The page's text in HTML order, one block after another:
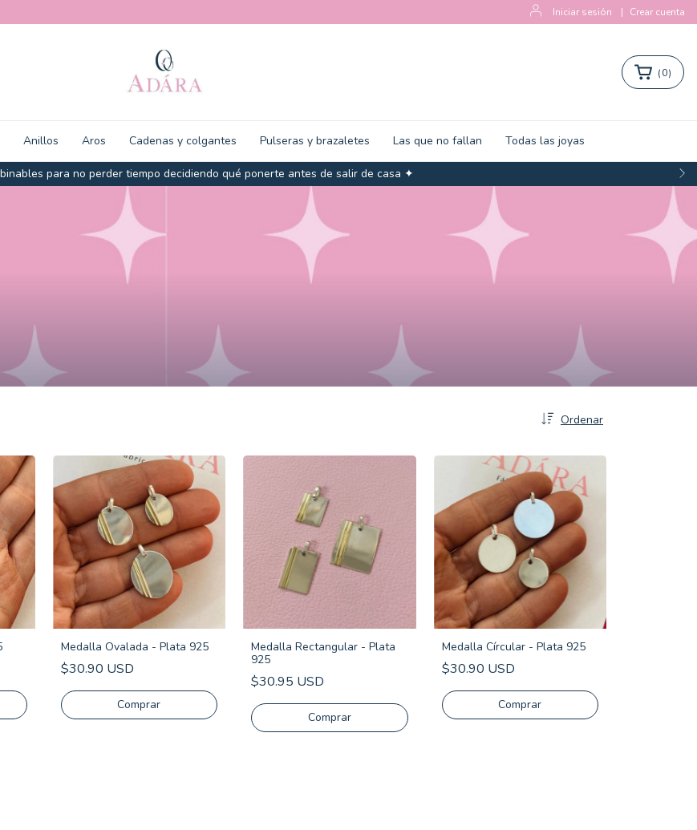
Iniciar sesión | Crear cuenta
para no perder tiempo decidiendo qué ponerte antes de salir de casa ✦
(0)
Anillos Aros Cadenas y colgantes Pulseras y brazaletes Las que no fallan Todas las joyas
Ordenar
Medalla Ovalada - Plata 925
$30.90 USD
Comprar
Medalla Rectangular - Plata
925
$30.95 USD
Comprar
Medalla Círcular - Plata 925
$30.90 USD
Comprar